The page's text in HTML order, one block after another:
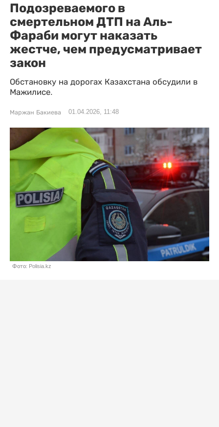
Подозреваемого в
смертельном ДТП на Аль-
Фараби могут наказать
жестче, чем предусматривает
закон
Обстановку на дорогах Казахстана обсудили в
Мажилисе.
Маржан Бакиева 01.04.2026, 11:48
Фото: Polisia.kz